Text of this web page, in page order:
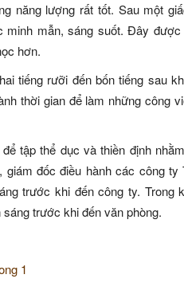
năng lượng rất tốt. Sau một
mẫn, sáng suốt. Đây
hơn.
tiếng rưỡi đến bốn tiếng sau
thời gian để làm những công
tập thể dục và thiền định
đốc điều hành các công ty
trước khi đến công ty. Trong
trước khi đến văn phòng.